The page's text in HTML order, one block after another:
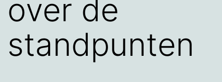
over de
standpunten